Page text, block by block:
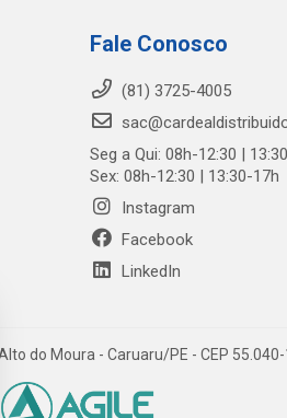
Fale Conosco
(81) 3725-4005
Seg a Qui: 08h-12:30 |
Sex: 08h-12:30 | 13:30-17h
Instagram
Facebook
LinkedIn
do Moura - Caruaru/PE - CEP